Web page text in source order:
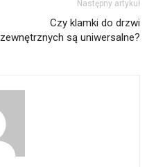
Następny artykuł
Czy klamki do drzwi
zewnętrznych są uniwersalne?